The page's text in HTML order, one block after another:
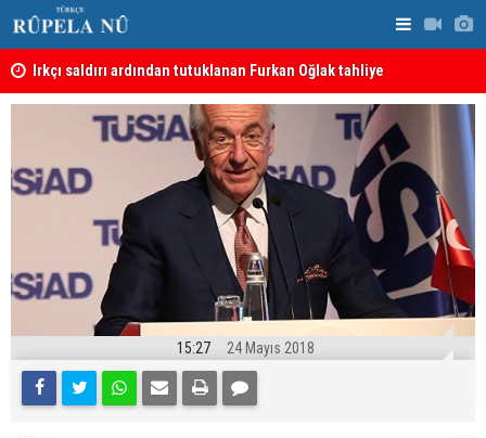
Irkçı saldırı ardından tutuklanan Furkan Oğlak tahliye
edildi
15:27 24 Mayıs 2018